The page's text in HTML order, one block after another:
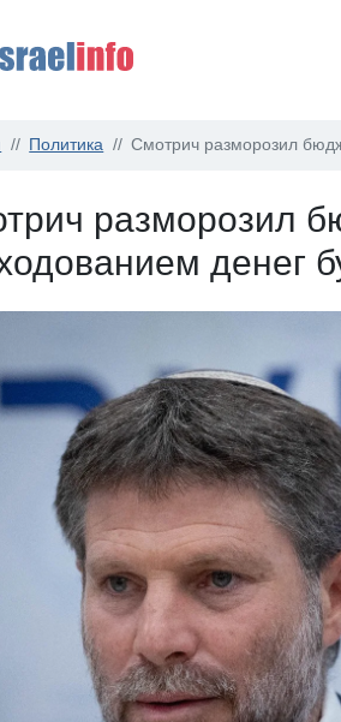
Политика Смотрич разморозил
разморозил
денег